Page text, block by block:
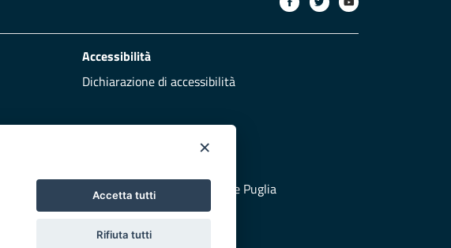
Accessibilità
Dichiarazione di accessibilità
Vai al sito di Protezione Civile Puglia
×
Accetta tutti
Rifiuta tutti